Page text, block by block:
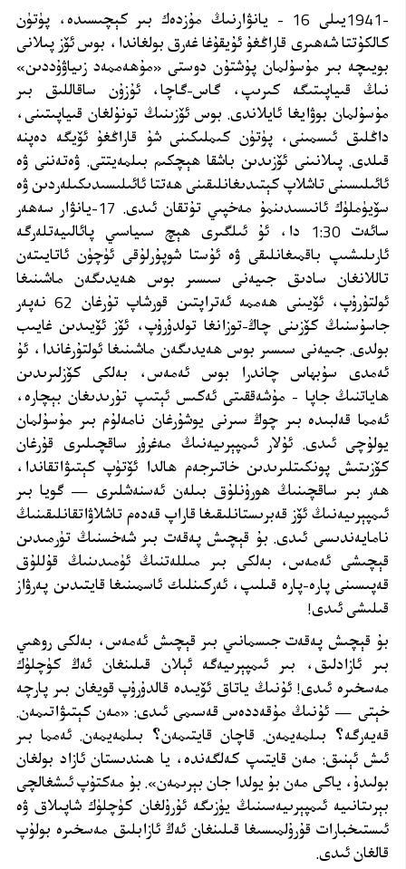
1941-
يىلى 16 - يانۋارنىڭ مۇزدەك بىر كېچىسىدە، پۈتۈن
كالكۇتتا شەھىرى قاراڭغۇ ئۇيقۇغا غەرق بولغاندا، بوس ئۆز پىلانى
بويىچە بىر مۇسۇلمان پۇشتۇن دوستى «مۇھەممەد زىياۋۇددىن»
نىڭ قىياپىتىگە كىرىپ، گاس-گاچا، ئۇزۇن ساقاللىق بىر
مۇسۇلمان بوۋايغا ئايلاندى. بوس ئۆزىنىڭ تونۇلغان قىياپىتىنى،
داڭلىق ئىسمىنى، پۈتۈن كىملىكىنى شۇ قاراڭغۇ ئۆيگە دەپنە
قىلدى. پىلانىنى ئۆزىدىن باشقا ھېچكىم بىلمەيتتى. ۋەتەننى ۋە
ئائىلىسىنى تاشلاپ كېتىدىغانلىقىنى ھەتتا ئائىلىسىدىكىلەردىن ۋە
سۆيۈملۈك ئانىسىدىنمۇ مەخپىي تۇتقان ئىدى. 17-يانۋار سەھەر
سائەت 1:30 دا، ئۇ ئىلگىرى ھېچ سىياسىي پائالىيەتلەرگە
ئارىلىشىپ باقمىغانلىقى ۋە ئۇستا شوپۇرلۇقى ئۈچۈن ئاتايىتەن
تاللانغان سادىق جىيەنى سىسىر بوس ھەيدىگەن ماشىنىغا
ئولتۇرۇپ، ئۆيىنى ھەممە ئەتراپتىن قورشاپ تۇرغان 62 نەپەر
جاسۇسنىڭ كۆزىنى چاڭ-توزانغا تولدۇرۇپ، ئۆز ئۆيىدىن غايىب
بولدى. جىيەنى سىسىر بوس ھەيدىگەن ماشىنىغا ئولتۇرغاندا، ئۇ
ئەمدى سۇبھاس چاندرا بوس ئەمەس، بەلكى كۆزلىرىدىن
ھاياتنىڭ جاپا - مۇشەققىتى ئەكىس ئېتىپ تۇرىدىغان بېچارە،
ئەمما قەلبىدە بىر چوڭ سىرنى يوشۇرغان نامەلۇم بىر مۇسۇلمان
يولۇچى ئىدى. ئۇلار ئىمپېرىيەنىڭ مەغرۇر ساقچىلىرى قۇرغان
كۆزىتىش پونكىتلىرىدىن خاتىرجەم ھالدا ئۆتۈپ كېتىۋاتقاندا،
ھەر بىر ساقچىنىڭ ھورۇنلۇق بىلەن ئەسنەشلىرى — گويا بىر
ئىمپېرىيەنىڭ ئۆز قەبرىستانلىقىغا قاراپ قەدەم تاشلاۋاتقانلىقىنىڭ
نامايەندىسى ئىدى. بۇ قېچىش پەقەت بىر شەخسنىڭ تۈرمىدىن
قېچىشى ئەمەس، بەلكى بىر مىللەتنىڭ ئۈمىدىنىڭ قۇللۇق
قەپىسىنى پارە-پارە قىلىپ، ئەركىنلىك ئاسمىنىغا قايتىدىن پەرۋاز
قىلىشى ئىدى!
بۇ قېچىش پەقەت جىسمانىي بىر قېچىش ئەمەس، بەلكى روھىي
بىر ئازادلىق، بىر ئىمپېرىيەگە ئېلان قىلىنغان ئەڭ كۈچلۈك
مەسخىرە ئىدى! ئۇنىڭ ياتاق ئۆيىدە قالدۇرۇپ قويغان بىر پارچە
خېتى — ئۇنىڭ مۇقەددەس قەسىمى ئىدى: «مەن كېتىۋاتىمەن.
قەيەرگە؟ بىلمەيمەن. قاچان قايتىمەن؟ بىلمەيمەن. ئەمما بىر
ئىش ئېنىق: مەن قايتىپ كەلگەندە، يا ھىندىستان ئازاد بولغان
بولىدۇ، ياكى مەن بۇ يولدا جان بېرىمەن». بۇ مەكتۇپ ئىشغالچى
بېرىتانىيە ئىمپېرىيەسىنىڭ يۈزىگە ئۇرۇلغان كۈچلۈك شاپىلاق ۋە
ئىستىخبارات قۇرۇلمىسىغا قىلىنغان ئەڭ ئازابلىق مەسخىرە بولۇپ
قالغان ئىدى.